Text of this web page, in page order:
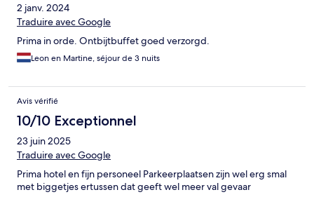
2 janv. 2024
Traduire avec Google
Prima in orde. Ontbijtbuffet goed verzorgd.
Leon en Martine, séjour de 3 nuits
Avis vérifié
10/10 Exceptionnel
23 juin 2025
Traduire avec Google
Prima hotel en fijn personeel Parkeerplaatsen zijn wel erg smal
met biggetjes ertussen dat geeft wel meer val gevaar